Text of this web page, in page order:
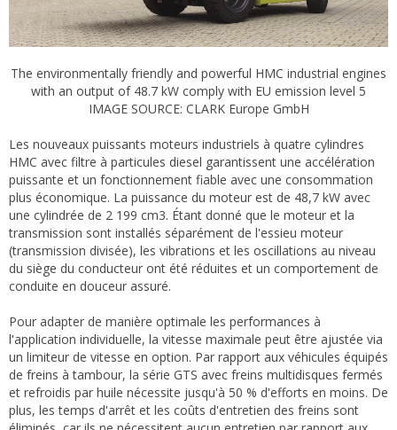
The environmentally friendly and powerful HMC industrial engines
with an output of 48.7 kW comply with EU emission level 5
IMAGE SOURCE: CLARK Europe GmbH
Les nouveaux puissants moteurs industriels à quatre cylindres
HMC avec filtre à particules diesel garantissent une accélération
puissante et un fonctionnement fiable avec une consommation
plus économique. La puissance du moteur est de 48,7 kW avec
une cylindrée de 2 199 cm3. Étant donné que le moteur et la
transmission sont installés séparément de l'essieu moteur
(transmission divisée), les vibrations et les oscillations au niveau
du siège du conducteur ont été réduites et un comportement de
conduite en douceur assuré.
Pour adapter de manière optimale les performances à
l'application individuelle, la vitesse maximale peut être ajustée via
un limiteur de vitesse en option. Par rapport aux véhicules équipés
de freins à tambour, la série GTS avec freins multidisques fermés
et refroidis par huile nécessite jusqu'à 50 % d'efforts en moins. De
plus, les temps d'arrêt et les coûts d'entretien des freins sont